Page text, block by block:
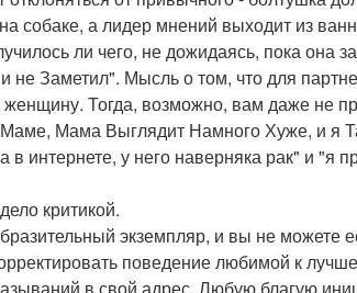
собаке, а лидер мнений выходит из
ли чего, не дожидаясь, пока она
Заметил". Мысль о том, что для
женщину. Тогда, возможно, вам даже не
Мама Выглядит Намного Хуже, и я
в интернете, у него наверняка рак" и "я
критикой.
экземпляр, и вы не можете
поведение любимой к